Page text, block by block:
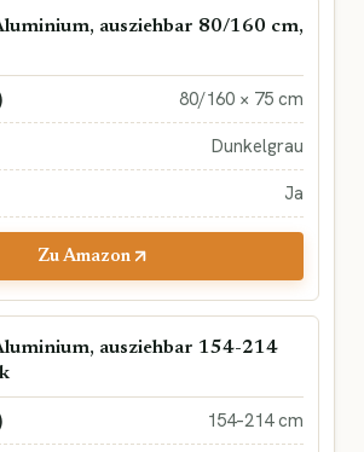
ausziehbar 80/160 cm,
80/160 × 75 cm
Dunkelgrau
Ja
Zu Amazon
ausziehbar 154-214
154–214 cm